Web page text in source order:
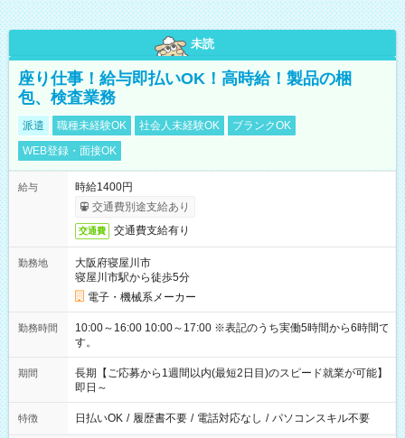
未読
座り仕事！給与即払いOK！高時給！製品の梱
包、検査業務
派遣 職種未経験OK 社会人未経験OK
ブランクOK
WEB登録・面接OK
給与
時給1400円
交通費別途支給あり
交通費 交通費支給有り
勤務地
大阪府寝屋川市
寝屋川市駅から徒歩5分
電子・機械系メーカー
勤務時間
10:00～16:00 10:00～17:00 ※表記のうち実働5時間から6時間で
す。
期間
長期【ご応募から1週間以内(最短2日目)のスピード就業が可能】
即日～
特徴 日払いOK / 履歴書不要 / 電話対応なし / パソコンスキル不要